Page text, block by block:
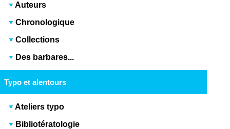
Auteurs
Chronologique
Collections
Des barbares...
Typo et alentours
Ateliers typo
Bibliotératologie